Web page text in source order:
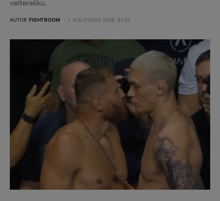
velterašku…
AUTOR FIGHTROOM 1. KOLOVOZA 2026. 21:37